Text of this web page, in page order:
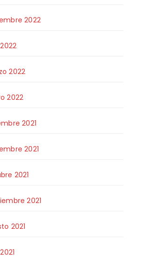
2022
2022
2022
2021
2021
2021
2021
2021